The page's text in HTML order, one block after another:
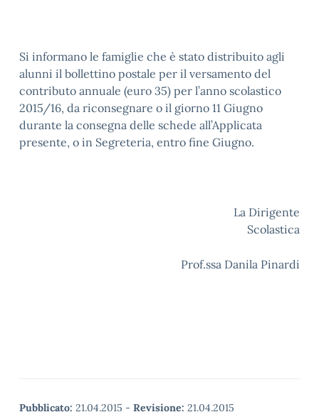
Si informano le famiglie che è stato distribuito agli
alunni il bollettino postale per il versamento del
contributo annuale (euro 35) per l’anno scolastico
2015/16, da riconsegnare o il giorno 11 Giugno
durante la consegna delle schede all’Applicata
presente, o in Segreteria, entro fine Giugno.
La Dirigente
Scolastica
Prof.ssa Danila Pinardi
Pubblicato: 21.04.2015 - Revisione: 21.04.2015